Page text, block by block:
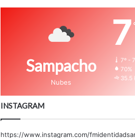
Sampacho
Nubes
7
7º -
70%
35.5
INSTAGRAM
https://www.instagram.com/